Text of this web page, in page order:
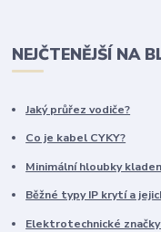
NEJČTENĚJŠÍ NA
Jaký průřez vodiče?
Co je kabel CYKY?
Minimální hloubky
Běžné typy IP krytí a
Elektrotechnické